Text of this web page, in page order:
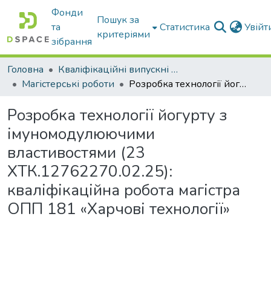
Фонди
та
зібрання
Пошук за
критеріями
Статистика
Головна
Кваліфікаційні випускні роботи бакалаврів і магістрів
Магістерські роботи
Розробка технології йогурту з імуномодулюючими властивостями (23 ХТК.12762270.02.25): кваліфікаційна робота магістра ОПП 181 «Харчові технології»
Розробка технології йогурту з
імуномодулюючими
властивостями (23
ХТК.12762270.02.25):
кваліфікаційна робота магістра
ОПП 181 «Харчові технології»